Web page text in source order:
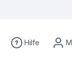
auf dem
Hilfe